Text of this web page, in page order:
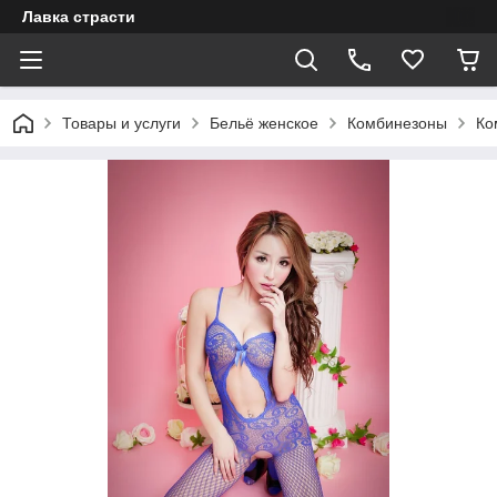
Лавка страсти
Товары и услуги Бельё женское Комбинезоны